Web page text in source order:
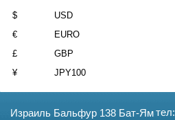
Израиль Бальфур 138 Бат-Ямтел:
$ USD
€
EURO
£
GBP
¥
JPY100